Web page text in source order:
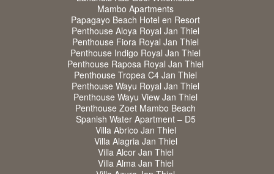
Mambo Apartments
Papagayo Beach Hotel en Resort
Penthouse Aloya Royal Jan Thiel
Penthouse Fiora Royal Jan Thiel
Penthouse Indigo Royal Jan Thiel
Penthouse Raposa Royal Jan Thiel
Penthouse Tropea C4 Jan Thiel
Penthouse Wayu Royal Jan Thiel
Penthouse Wayu View Jan Thiel
Penthouse Zoet Mambo Beach
Spanish Water Apartment – D5
Villa Abrico Jan Thiel
Villa Alagria Jan Thiel
Villa Alcor Jan Thiel
Villa Alma Jan Thiel